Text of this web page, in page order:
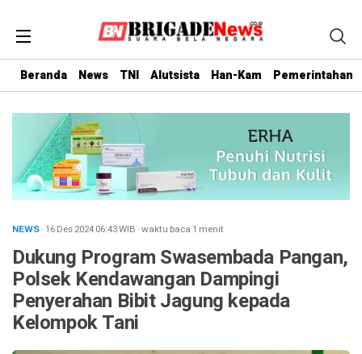
Beranda News TNI Alutsista Han-Kam Pemerintahan
NEWS· 16 Des 202406:43WIB ·waktu baca 1 menit
Dukung Program Swasembada Pangan,
Polsek Kendawangan Dampingi
Penyerahan Bibit Jagung kepada
Kelompok Tani